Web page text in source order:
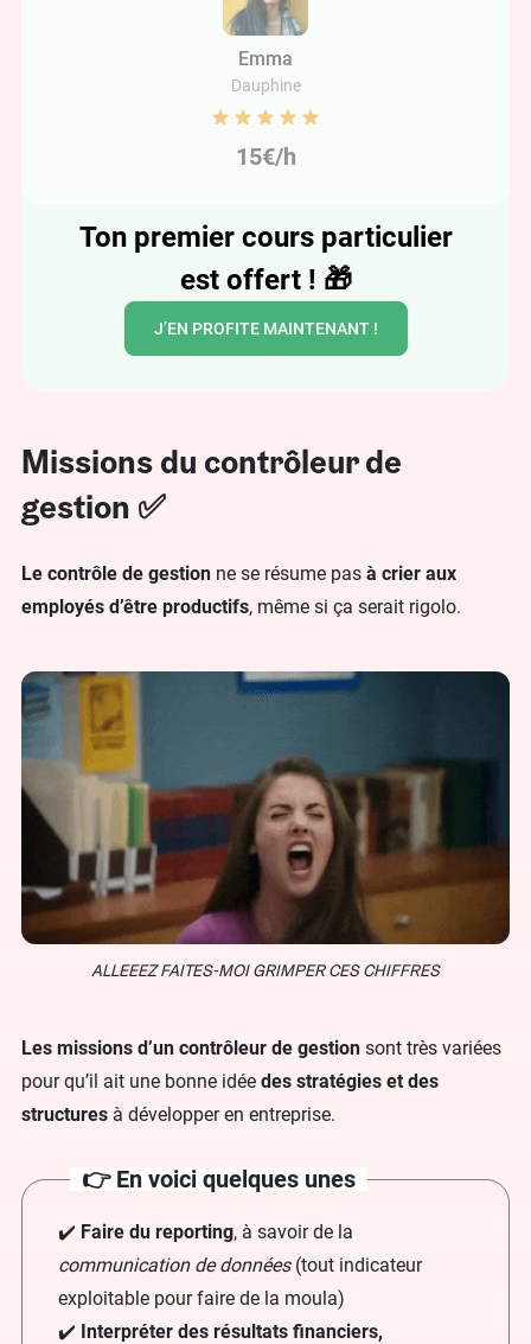
Emma
Dauphine
15€/h
Ton premier cours particulier
est offert ! 🎁
J’EN PROFITE MAINTENANT !
Missions du contrôleur de
gestion ✅
Le contrôle de gestion ne se résume pas à crier aux
employés d’être productifs, même si ça serait rigolo.
ALLEEEZ FAITES-MOI GRIMPER CES CHIFFRES
Les missions d’un contrôleur de gestion sont très variées
pour qu’il ait une bonne idée des stratégies et des
structures à développer en entreprise.
👉 En voici quelques unes
✔️ Faire du reporting, à savoir de la
communication de données (tout indicateur
exploitable pour faire de la moula)
✔️ Interpréter des résultats financiers,